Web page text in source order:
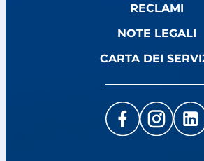
RECLAMI
NOTE LEGALI
CARTA DEI